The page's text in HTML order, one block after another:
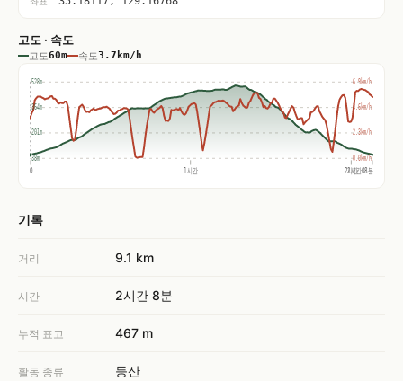
고도 · 속도
고도60m 속도3.7km/h
0 1시간 2시간
2시간08분
528m
364m
201m
38m
6.9km/h
4.6km/h
2.3km/h
0.0km/h
기록
거리 9.1 km
시간 2시간 8분
누적 표고 467 m
활동 종류 등산